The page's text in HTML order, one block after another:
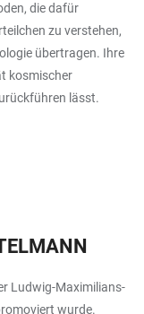
die dafür
zu verstehen,
übertragen. Ihre
kosmischer
lässt.
Ludwig-Maximilians-
wurde.